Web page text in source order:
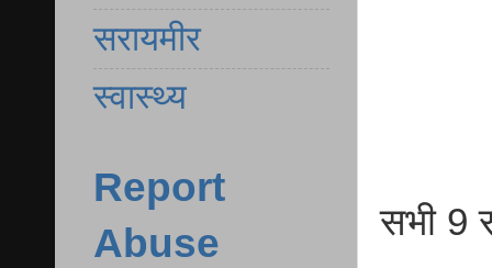
सभी 9
सरायमीर
स्वास्थ्य
Report
Abuse